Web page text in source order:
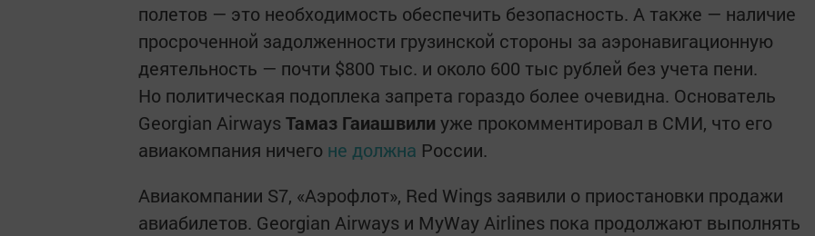
полетов — это необходимость обеспечить безопасность. А также — наличие
просроченной задолженности грузинской стороны за аэронавигационную
деятельность — почти $800 тыс. и около 600 тыс рублей без учета пени.
Но политическая подоплека запрета гораздо более очевидна. Основатель
Georgian AirwaysТамаз Гаиашвили уже прокомментировал в СМИ, что его
авиакомпания ничего не должна России.
Авиакомпании S7, «Аэрофлот», Red Wings заявили о приостановки продажи
авиабилетов. Georgian Airways и MyWay Airlines пока продолжают выполнять